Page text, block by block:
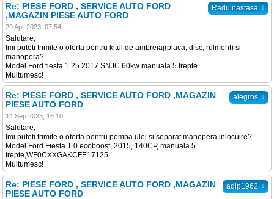
Radu.nastasa ↓
Re: PIESE FORD , SERVICE AUTO FORD
,MAGAZIN PIESE AUTO FORD
29 Apr 2023, 07:54
Salutare,
Imi puteti trimite o oferta pentru kitul de ambreiaj(placa, disc, rulment) si
manopera?
Model Ford fiesta 1.25 2017 SNJC 60kw manuala 5 trepte.
Multumesc!
alegros ↓
Re: PIESE FORD , SERVICE AUTO FORD ,MAGAZIN
PIESE AUTO FORD
14 Sep 2023, 16:10
Salutare,
Imi puteti trimite o oferta pentru pompa ulei si separat manopera inlocuire?
Model Ford Fiesta 1.0 ecoboost, 2015, 140CP, manuala 5
trepte,WF0CXXGAKCFE17125
Multumesc!
adip1962 ↓
Re: PIESE FORD , SERVICE AUTO FORD ,MAGAZIN
PIESE AUTO FORD